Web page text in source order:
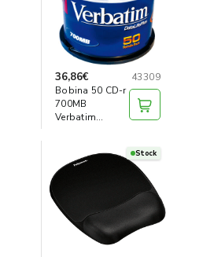
36,86€
43309
Bobina 50 CD-r
700MB
Verbatim
Stock